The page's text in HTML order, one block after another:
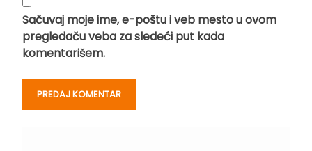
Sačuvaj moje ime, e-poštu i veb mesto u ovom
pregledaču veba za sledeći put kada
komentarišem.